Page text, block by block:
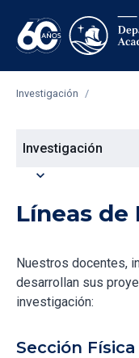
Investigación /
Investigación
expand_more
Líneas
Nuestros docentes,
desarrollan sus
investigación:
Sección Física